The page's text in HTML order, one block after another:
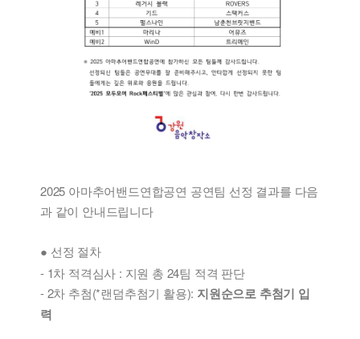
2025 아마추어밴드연합공연 공연팀 선정 결과를 다음
과 같이 안내드립니다
● 선정 절차
- 1차 적격심사 : 지원 총 24팀 적격 판단
- 2차 추첨(*랜덤추첨기 활용): 지원순으로 추첨기 입
력